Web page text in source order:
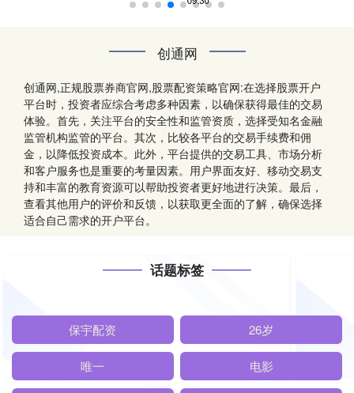
创通网
创通网,正规股票券商官网,股票配资策略官网:在选择股票开户
平台时，投资者应综合考虑多种因素，以确保获得最佳的交易
体验。首先，关注平台的安全性和监管资质，选择受知名金融
监管机构监管的平台。其次，比较各平台的交易手续费和佣
金，以降低投资成本。此外，平台提供的交易工具、市场分析
和客户服务也是重要的考量因素。用户界面友好、移动交易支
持和丰富的教育资源可以帮助投资者更好地进行决策。最后，
查看其他用户的评价和反馈，以获取更全面的了解，确保选择
适合自己需求的开户平台。
话题标签
保宇配资 26岁
唯一 电影